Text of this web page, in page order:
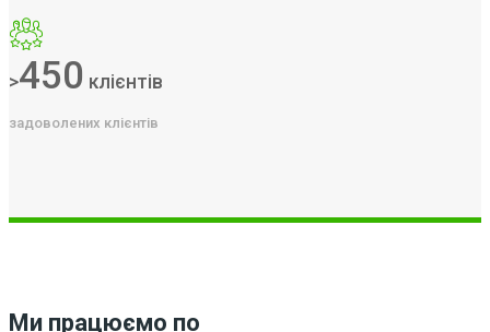
>450 клієнтів
задоволених клієнтів
Ми працюємо по